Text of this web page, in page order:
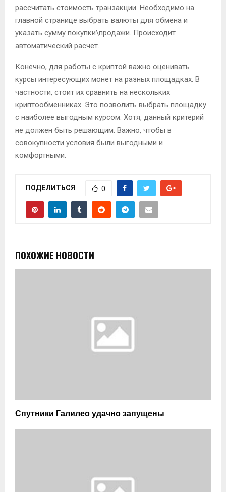
рассчитать стоимость транзакции. Необходимо на
главной странице выбрать валюты для обмена и
указать сумму покупки\продажи. Происходит
автоматический расчет.
Конечно, для работы с криптой важно оценивать
курсы интересующих монет на разных площадках. В
частности, стоит их сравнить на нескольких
криптообменниках. Это позволить выбрать площадку
с наиболее выгодным курсом. Хотя, данный критерий
не должен быть решающим. Важно, чтобы в
совокупности условия были выгодными и
комфортными.
ПОДЕЛИТЬСЯ 0
ПОХОЖИЕ НОВОСТИ
Спутники Галилео удачно запущены